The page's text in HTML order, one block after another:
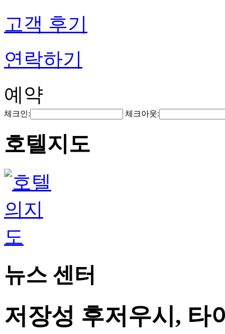
고객 후기
연락하기
예약
체크인: 체크아웃:
호텔지도
뉴스 센터
저장성 후저우시, 타